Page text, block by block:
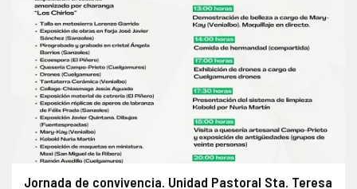
Jornada de convivencia. Unidad Pastoral Sta. Teresa